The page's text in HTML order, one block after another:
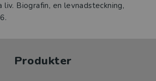
liv. Biografin, en levnadsteckning,
Produkter